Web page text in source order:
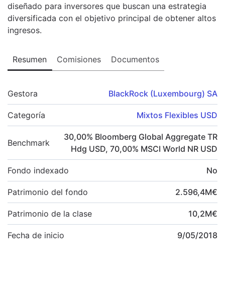
diseñado para inversores que buscan una estrategia
diversificada con el objetivo principal de obtener altos
ingresos.
Resumen Comisiones Documentos
Gestora BlackRock (Luxembourg) SA
Categoría Mixtos Flexibles USD
Benchmark
30,00% Bloomberg Global Aggregate TR
Hdg USD, 70,00% MSCI World NR USD
Fondo indexado No
Patrimonio del fondo 2.596,4M€
Patrimonio de la clase 10,2M€
Fecha de inicio 9/05/2018